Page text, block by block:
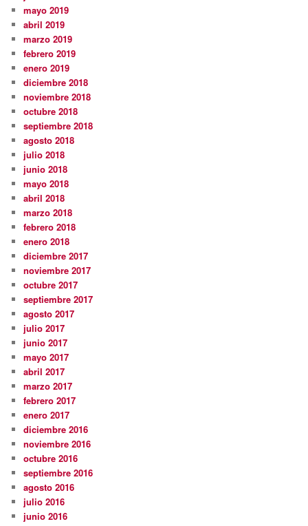
mayo 2019
abril 2019
marzo 2019
febrero 2019
enero 2019
diciembre 2018
noviembre 2018
octubre 2018
septiembre 2018
agosto 2018
julio 2018
junio 2018
mayo 2018
abril 2018
marzo 2018
febrero 2018
enero 2018
diciembre 2017
noviembre 2017
octubre 2017
septiembre 2017
agosto 2017
julio 2017
junio 2017
mayo 2017
abril 2017
marzo 2017
febrero 2017
enero 2017
diciembre 2016
noviembre 2016
octubre 2016
septiembre 2016
agosto 2016
julio 2016
junio 2016